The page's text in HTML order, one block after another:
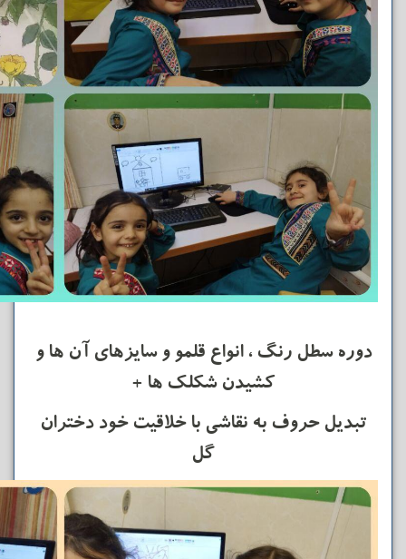
دوره سطل رنگ ، انواع قلمو و سایزهای آن ها و
کشیدن شکلک ها +
تبدیل حروف به نقاشی با خلاقیت خود دختران
گل